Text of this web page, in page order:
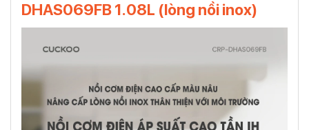
DHAS069FB 1.08L (lòng nồi inox)